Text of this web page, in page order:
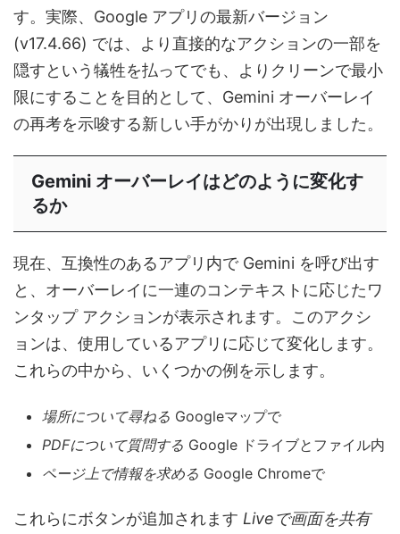
す。実際、Google アプリの最新バージョン
(v17.4.66) では、より直接的なアクションの一部を
隠すという犠牲を払ってでも、よりクリーンで最小
限にすることを目的として、Gemini オーバーレイ
の再考を示唆する新しい手がかりが出現しました。
Gemini オーバーレイはどのように変化す
るか
現在、互換性のあるアプリ内で Gemini を呼び出す
と、オーバーレイに一連のコンテキストに応じたワ
ンタップ アクションが表示されます。このアクシ
ョンは、使用しているアプリに応じて変化します。
これらの中から、いくつかの例を示します。
場所について尋ねる Googleマップで
PDFについて質問する Google ドライブとファイル内
ページ上で情報を求める Google Chromeで
これらにボタンが追加されます Liveで画面を共有